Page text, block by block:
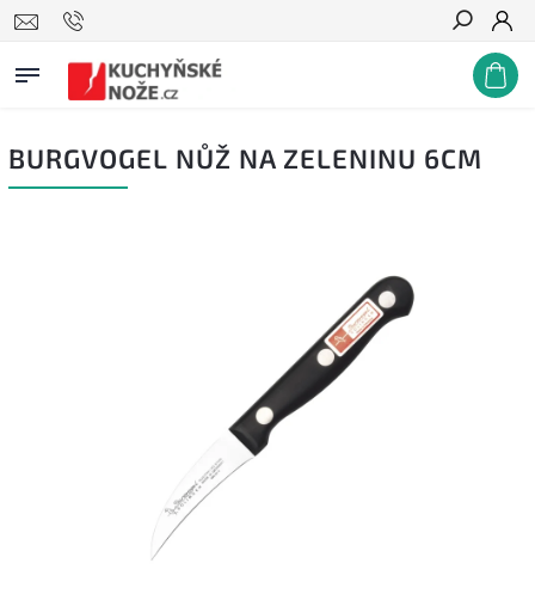
Hledat
BURGVOGEL NŮŽ NA ZELENINU 6CM